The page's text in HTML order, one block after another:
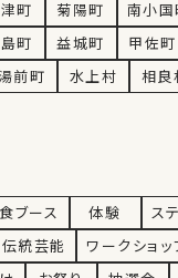
町 菊陽町 南小国
町 益城町 甲佐町
前町 水上村 相良
ブース 体験 ス
伝統芸能 ワークショッ